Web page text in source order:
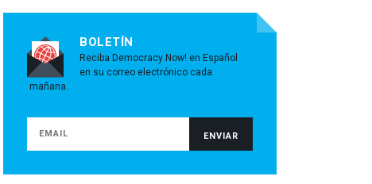
BOLETÍN
Reciba Democracy Now! en Español
en su correo electrónico cada
mañana.